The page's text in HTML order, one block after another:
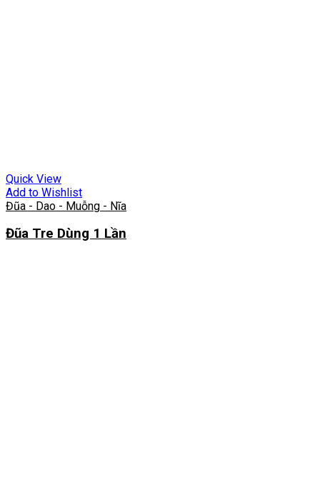
Quick View
Add to Wishlist
Đũa - Dao - Muỗng - Nĩa
Đũa Tre Dùng 1 Lần